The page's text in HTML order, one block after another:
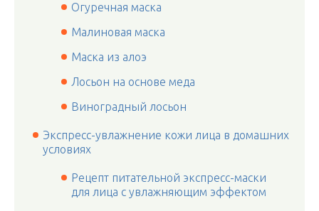
Огуречная маска
Малиновая маска
Маска из алоэ
Лосьон на основе меда
Виноградный лосьон
Экспресс-увлажнение кожи лица в домашних
условиях
Рецепт питательной экспресс-маски
для лица с увлажняющим эффектом